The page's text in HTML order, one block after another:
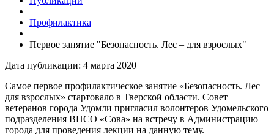
Профилактика
Первое занятие "Безопасность. Лес – для взрослых"
Дата публикации: 4 марта 2020
Самое первое профилактическое занятие «Безопасность. Лес –
для взрослых» стартовало в Тверской области. Совет
ветеранов города Удомли пригласил волонтеров Удомельского
подразделения ВПСО «Сова» на встречу в Администрацию
города для проведения лекции на данную тему.